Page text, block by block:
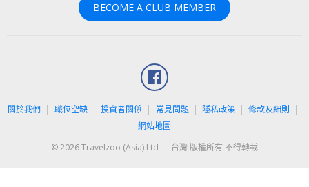
BECOME A CLUB MEMBER
關於我們 職位空缺 投資者關係 常見問題 隱私政策
條款及細則
網站地圖
© 2026 Travelzoo (Asia) Ltd — 台灣 版權所有 不得轉載